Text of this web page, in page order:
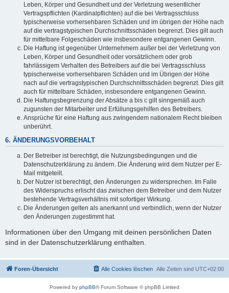
Leben, Körper und Gesundheit und der Verletzung wesentlicher
Vertragspflichten (Kardinalpflichten) auf die bei Vertragsschluss
typischerweise vorhersehbaren Schäden und im übrigen der Höhe nach
auf die vertragstypischen Durchschnittsschäden begrenzt. Dies gilt auch
für mittelbare Folgeschäden wie insbesondere entgangenen Gewinn.
Die Haftung ist gegenüber Unternehmern außer bei der Verletzung von
Leben, Körper und Gesundheit oder vorsätzlichem oder grob
fahrlässigem Verhalten des Betreibers auf die bei Vertragsschluss
typischerweise vorhersehbaren Schäden und im Übrigen der Höhe
nach auf die vertragstypischen Durchschnittsschäden begrenzt. Dies gilt
auch für mittelbare Schäden, insbesondere entgangenen Gewinn.
Die Haftungsbegrenzung der Absätze a bis c gilt sinngemäß auch
zugunsten der Mitarbeiter und Erfüllungsgehilfen des Betreibers.
Ansprüche für eine Haftung aus zwingendem nationalem Recht bleiben
unberührt.
6. ÄNDERUNGSVORBEHALT
Der Betreiber ist berechtigt, die Nutzungsbedingungen und die
Datenschutzerklärung zu ändern. Die Änderung wird dem Nutzer per E-
Mail mitgeteilt.
Der Nutzer ist berechtigt, den Änderungen zu widersprechen. Im Falle
des Widerspruchs erlischt das zwischen dem Betreiber und dem Nutzer
bestehende Vertragsverhältnis mit sofortiger Wirkung.
Die Änderungen gelten als anerkannt und verbindlich, wenn der Nutzer
den Änderungen zugestimmt hat.
Informationen über den Umgang mit deinen persönlichen Daten
sind in der Datenschutzerklärung enthalten.
Foren-Übersicht Alle Zeiten sind UTC+02:00
Alle Cookies löschen
Powered by phpBB® Forum Software © phpBB Limited